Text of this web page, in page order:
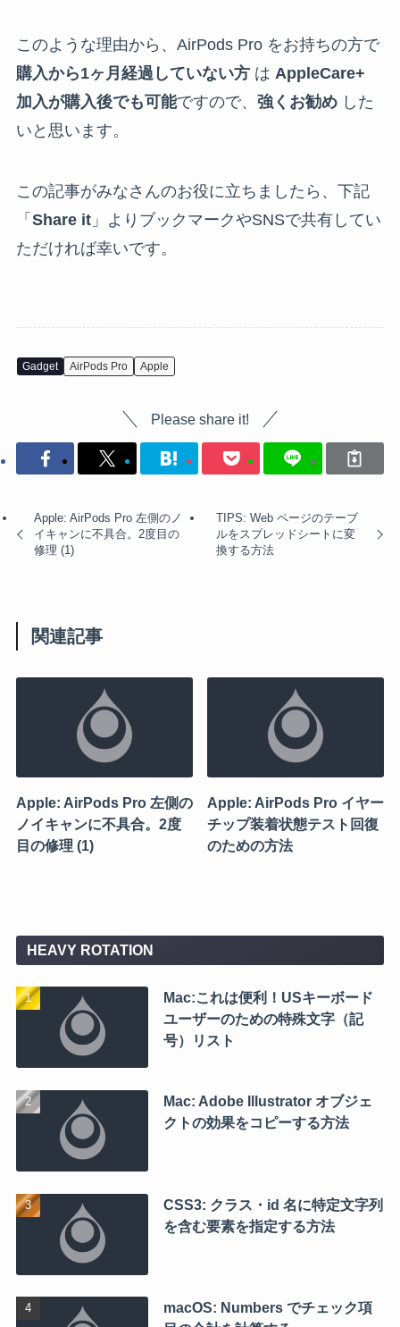
このような理由から、AirPods Pro をお持ちの方で
購入から1ヶ月経過していない方は AppleCare+
加入が購入後でも可能ですので、 強くお勧めした
いと思います。
この記事がみなさんのお役に立ちましたら、下記
「 Share it」よりブックマークやSNSで共有してい
ただければ幸いです。
Gadget AirPods Pro Apple
Please share it!
Apple: AirPods Pro 左側のノ
イキャンに不具合。2度目の
修理 (1)
TIPS: Web ページのテーブ
ルをスプレッドシートに変
換する方法
関連記事
Apple: AirPods Pro 左側の
ノイキャンに不具合。2度
目の修理 (1)
Apple: AirPods Pro イヤー
チップ装着状態テスト回復
のための方法
HEAVY ROTATION
Mac:これは便利！USキーボード
ユーザーのための特殊文字（記
号）リスト
Mac: Adobe Illustrator オブジェ
クトの効果をコピーする方法
CSS3: クラス・id 名に特定文字列
を含む要素を指定する方法
macOS: Numbers でチェック項